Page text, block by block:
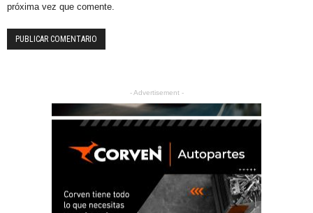
próxima vez que comente.
- Advertisement -